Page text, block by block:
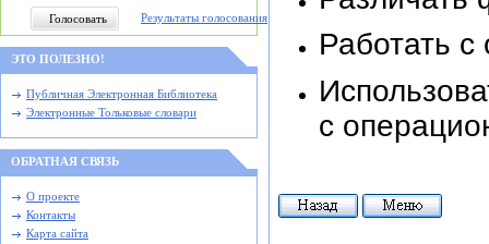
Результаты голосования
ЭТО ПОЛЕЗНО!
Публичная Электронная Библиотека
Электронные Тольковые словари
ОБРАТНАЯ СВЯЗЬ
О проекте
Контакты
Карта сайта
Работать
с